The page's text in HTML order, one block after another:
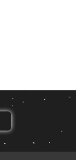
مرتب سازی بر اساس
محبوبیت